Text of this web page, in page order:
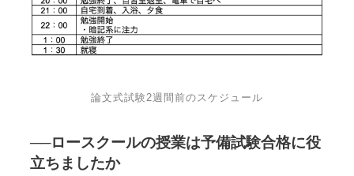
論文式試験2週間前のスケジュール
──ロースクールの授業は予備試験合格に役
立ちましたか